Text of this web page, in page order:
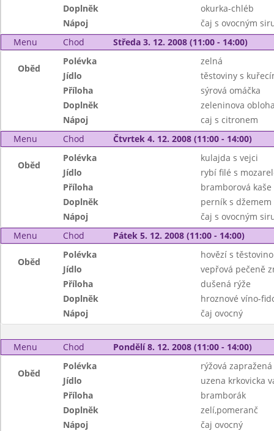
Doplněk
okurka-chléb
Nápoj
čaj s ovocným
Menu
Chod Středa 3. 12. 2008 (11:00 - 14:00)
Oběd
Polévka
zelná
Jídlo
těstoviny s
Příloha
sýrová omáčka
Doplněk
zeleninova
Nápoj
caj s citronem
Menu
Chod Čtvrtek 4. 12. 2008 (11:00 - 14:00)
Oběd
Polévka
kulajda s vejci
Jídlo
rybí filé s
Příloha
bramborová kaše
Doplněk
perník s džemem
Nápoj
čaj s ovocným
Menu
Chod Pátek 5. 12. 2008 (11:00 - 14:00)
Oběd
Polévka
hovězí s
Jídlo
vepřová pečeně
Příloha
dušená rýže
Doplněk
hroznové víno-
Nápoj
čaj ovocný
Menu Chod Pondělí 8. 12. 2008 (11:00 - 14:00)
Oběd
Polévka
rýžová zapražená
Jídlo
uzena krkovicka
Příloha
bramborák
Doplněk
zelí,pomeranč
Nápoj
čaj ovocný